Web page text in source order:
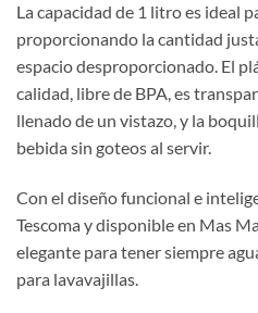
La capacidad de 1 litro es ideal
proporcionando la cantidad
espacio desproporcionado. El
calidad, libre de BPA, es
llenado de un vistazo, y la
bebida sin goteos al servir.
Con el diseño funcional e
Tescoma y disponible en Mas
elegante para tener siempre
para lavavajillas.